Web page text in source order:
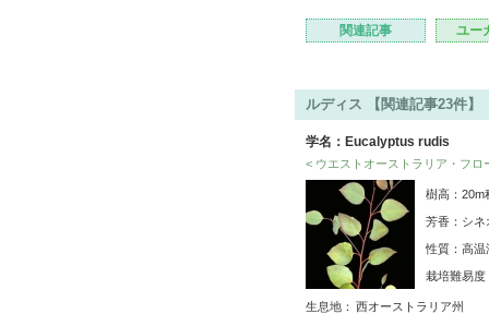
関連記事 ユー
ルディス 【関連記事23件】
学名：Eucalyptus rudis
< ウエストオーストラリア・フロ
樹高：
芳香：シ
性質：高
栽培難
生息地： 西オーストラリア州